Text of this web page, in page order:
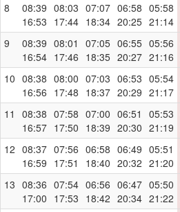
8
08:39
16:53
08:03
17:44
07:07
18:34
06:58
20:25
05:58
21:14
9
08:39
16:54
08:01
17:46
07:05
18:35
06:55
20:27
05:56
21:16
10 08:38
16:56
08:00
17:48
07:03
18:37
06:53
20:29
05:54
21:17
11
08:38
16:57
07:58
17:50
07:00
18:39
06:51
20:30
05:53
21:19
12 08:37
16:59
07:56
17:51
06:58
18:40
06:49
20:32
05:51
21:20
13 08:36
17:00
07:54
17:53
06:56
18:42
06:47
20:34
05:50
21:22